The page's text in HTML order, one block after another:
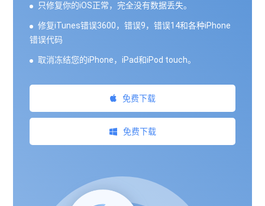
只修复你的iOS正常，完全没有数据丢失。
修复iTunes错误3600，错误9，错误14和各种iPhone
错误代码
取消冻结您的iPhone，iPad和iPod touch。
免费下载
免费下载